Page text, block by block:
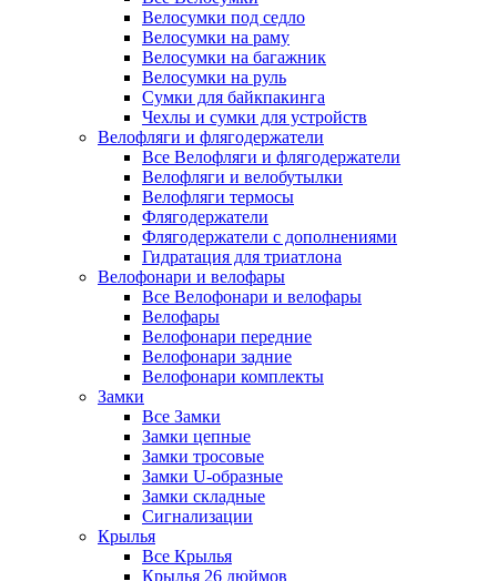
Велосумки под седло
Велосумки на раму
Велосумки на багажник
Велосумки на руль
Сумки для байкпакинга
Чехлы и сумки для устройств
Велофляги и флягодержатели
Все Велофляги и флягодержатели
Велофляги и велобутылки
Велофляги термосы
Флягодержатели
Флягодержатели с дополнениями
Гидратация для триатлона
Велофонари и велофары
Все Велофонари и велофары
Велофары
Велофонари передние
Велофонари задние
Велофонари комплекты
Замки
Все Замки
Замки цепные
Замки тросовые
Замки U-образные
Замки складные
Сигнализации
Крылья
Все Крылья
Крылья 26 дюймов